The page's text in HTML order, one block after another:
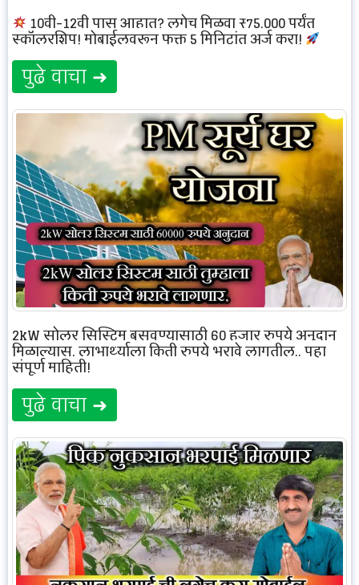
10वी-12वी पास आहात? लगेच मिळवा ₹75,000 पर्यंत
स्कॉलरशिप! मोबाईलवरून फक्त 5 मिनिटांत अर्ज करा!
पुढे वाचा ➜
2kW सोलर सिस्टिम बसवण्यासाठी 60 हजार रुपये अनुदान
मिळाल्यास, लाभार्थ्याला किती रुपये भरावे लागतील.. पहा
संपूर्ण माहिती!
पुढे वाचा ➜